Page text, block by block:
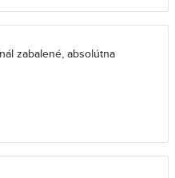
zabalené, absolútna